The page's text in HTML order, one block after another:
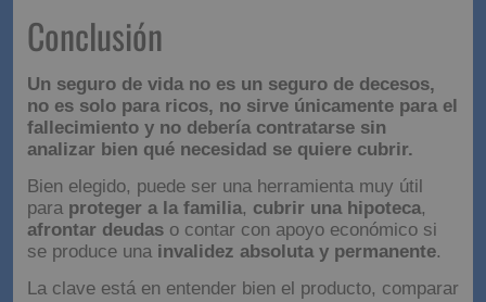
Conclusión
Un seguro de vida no es un seguro de decesos,
no es solo para ricos, no sirve únicamente para el
fallecimiento y no debería contratarse sin
analizar bien qué necesidad se quiere cubrir.
Bien elegido, puede ser una herramienta muy útil
para proteger a la familia, cubrir una hipoteca,
afrontar deudas o contar con apoyo económico si
se produce una invalidez absoluta y permanente.
La clave está en entender bien el producto, comparar